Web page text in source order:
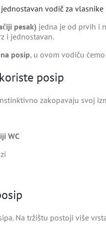
pesak) jedna je od prvih i
i jednostavan.
posip, u ovom vodiču
posip
zakopavaju svoj
WC
Na tržištu postoji više